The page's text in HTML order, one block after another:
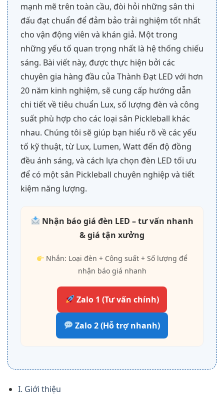
mạnh mẽ trên toàn cầu, đòi hỏi những sân thi
đấu đạt chuẩn để đảm bảo trải nghiệm tốt nhất
cho vận động viên và khán giả. Một trong
những yếu tố quan trọng nhất là hệ thống chiếu
sáng. Bài viết này, được thực hiện bởi các
chuyên gia hàng đầu của Thành Đạt LED với hơn
20 năm kinh nghiệm, sẽ cung cấp hướng dẫn
chi tiết về tiêu chuẩn Lux, số lượng đèn và công
suất phù hợp cho các loại sân Pickleball khác
nhau. Chúng tôi sẽ giúp bạn hiểu rõ về các yếu
tố kỹ thuật, từ Lux, Lumen, Watt đến độ đồng
đều ánh sáng, và cách lựa chọn đèn LED tối ưu
để có một sân Pickleball chuyên nghiệp và tiết
kiệm năng lượng.
Nhận báo giá đèn LED – tư vấn nhanh
& giá tận xưởng
Nhắn: Loại đèn + Công suất + Số lượng để
nhận báo giá nhanh
Zalo 1 (Tư vấn chính)
Zalo 2 (Hỗ trợ nhanh)
I. Giới thiệu